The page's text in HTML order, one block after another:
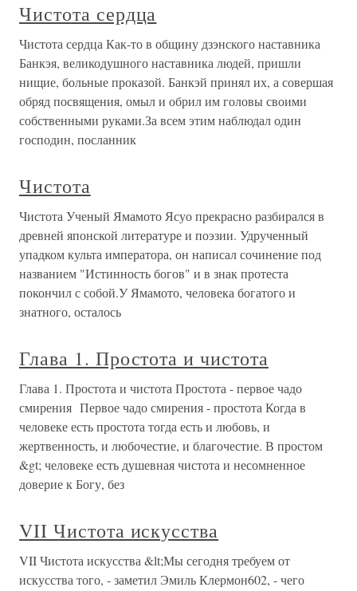
Чистота сердца
Чистота сердца Как-то в общину дзэнского наставника
Банкэя, великодушного наставника людей, пришли
нищие, больные проказой. Банкэй принял их, а совершая
обряд посвящения, омыл и обрил им головы своими
собственными руками.За всем этим наблюдал один
господин, посланник
Чистота
Чистота Ученый Ямамото Ясуо прекрасно разбирался в
древней японской литературе и поэзии. Удрученный
упадком культа императора, он написал сочинение под
названием "Истинность богов" и в знак протеста
покончил с собой.У Ямамото, человека богатого и
знатного, осталось
Глава 1. Простота и чистота
Глава 1. Простота и чистота Простота - первое чадо
смирения Первое чадо смирения - простота Когда в
человеке есть простота тогда есть и любовь, и
жертвенность, и любочестие, и благочестие. В простом
&gt; человеке есть душевная чистота и несомненное
доверие к Богу, без
VII Чистота искусства
VII Чистота искусства &lt;Мы сегодня требуем от
искусства того, - заметил Эмиль Клермон602, - чего